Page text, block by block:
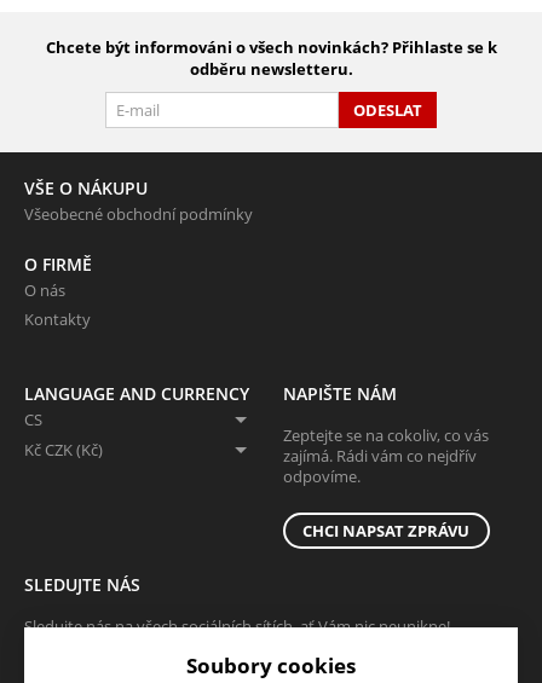
Chcete být informováni o všech novinkách? Přihlaste se k
odběru newsletteru.
ODESLAT
VŠE O NÁKUPU
Všeobecné obchodní podmínky
O FIRMĚ
O nás
Kontakty
LANGUAGE AND CURRENCY
CS
Kč CZK (Kč)
NAPIŠTE NÁM
Zeptejte se na cokoliv, co vás
zajímá. Rádi vám co nejdřív
odpovíme.
CHCI NAPSAT ZPRÁVU
SLEDUJTE NÁS
Sledujte nás na všech sociálních sítích, ať Vám nic neunikne!
Soubory cookies